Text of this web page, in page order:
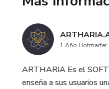
1 Año Hotmarter
ARTHARIA Es el
enseña a sus usuarios